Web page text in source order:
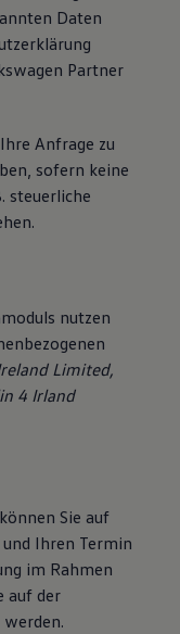
Daten
Partner
Anfrage zu
sofern keine
steuerliche
nutzen
Limited,
4 Irland
Sie auf
Ihren Termin
im Rahmen
auf der